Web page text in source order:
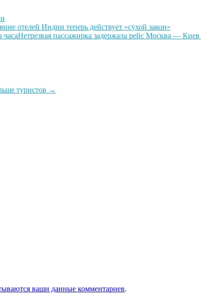
отелей Индии теперь действует «сухой закон»
Нетрезвая пассажирка задержала рейс Москва — Киев
туристов →
ваши данные комментариев.